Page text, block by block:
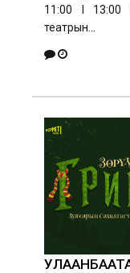
11:00 I 13:00
театрын...